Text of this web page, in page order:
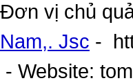
Đơn vị chủ
Nam,. Jsc -
- Website: